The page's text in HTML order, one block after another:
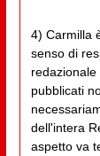
4) Carmilla
senso di
pubblicati
dell'intera
aspetto va